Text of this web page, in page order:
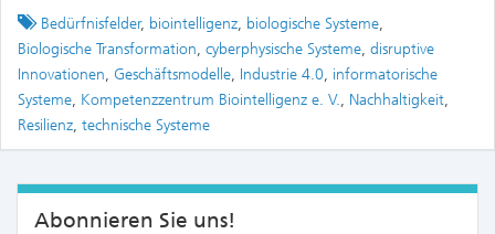
Tagged
Bedürfnisfelder, biointelligenz, biologische Systeme,
Biologische Transformation, cyberphysische Systeme, disruptive
Innovationen, Geschäftsmodelle, Industrie 4.0, informatorische
Systeme, Kompetenzzentrum Biointelligenz e. V., Nachhaltigkeit,
Resilienz, technische Systeme
Abonnieren Sie uns!